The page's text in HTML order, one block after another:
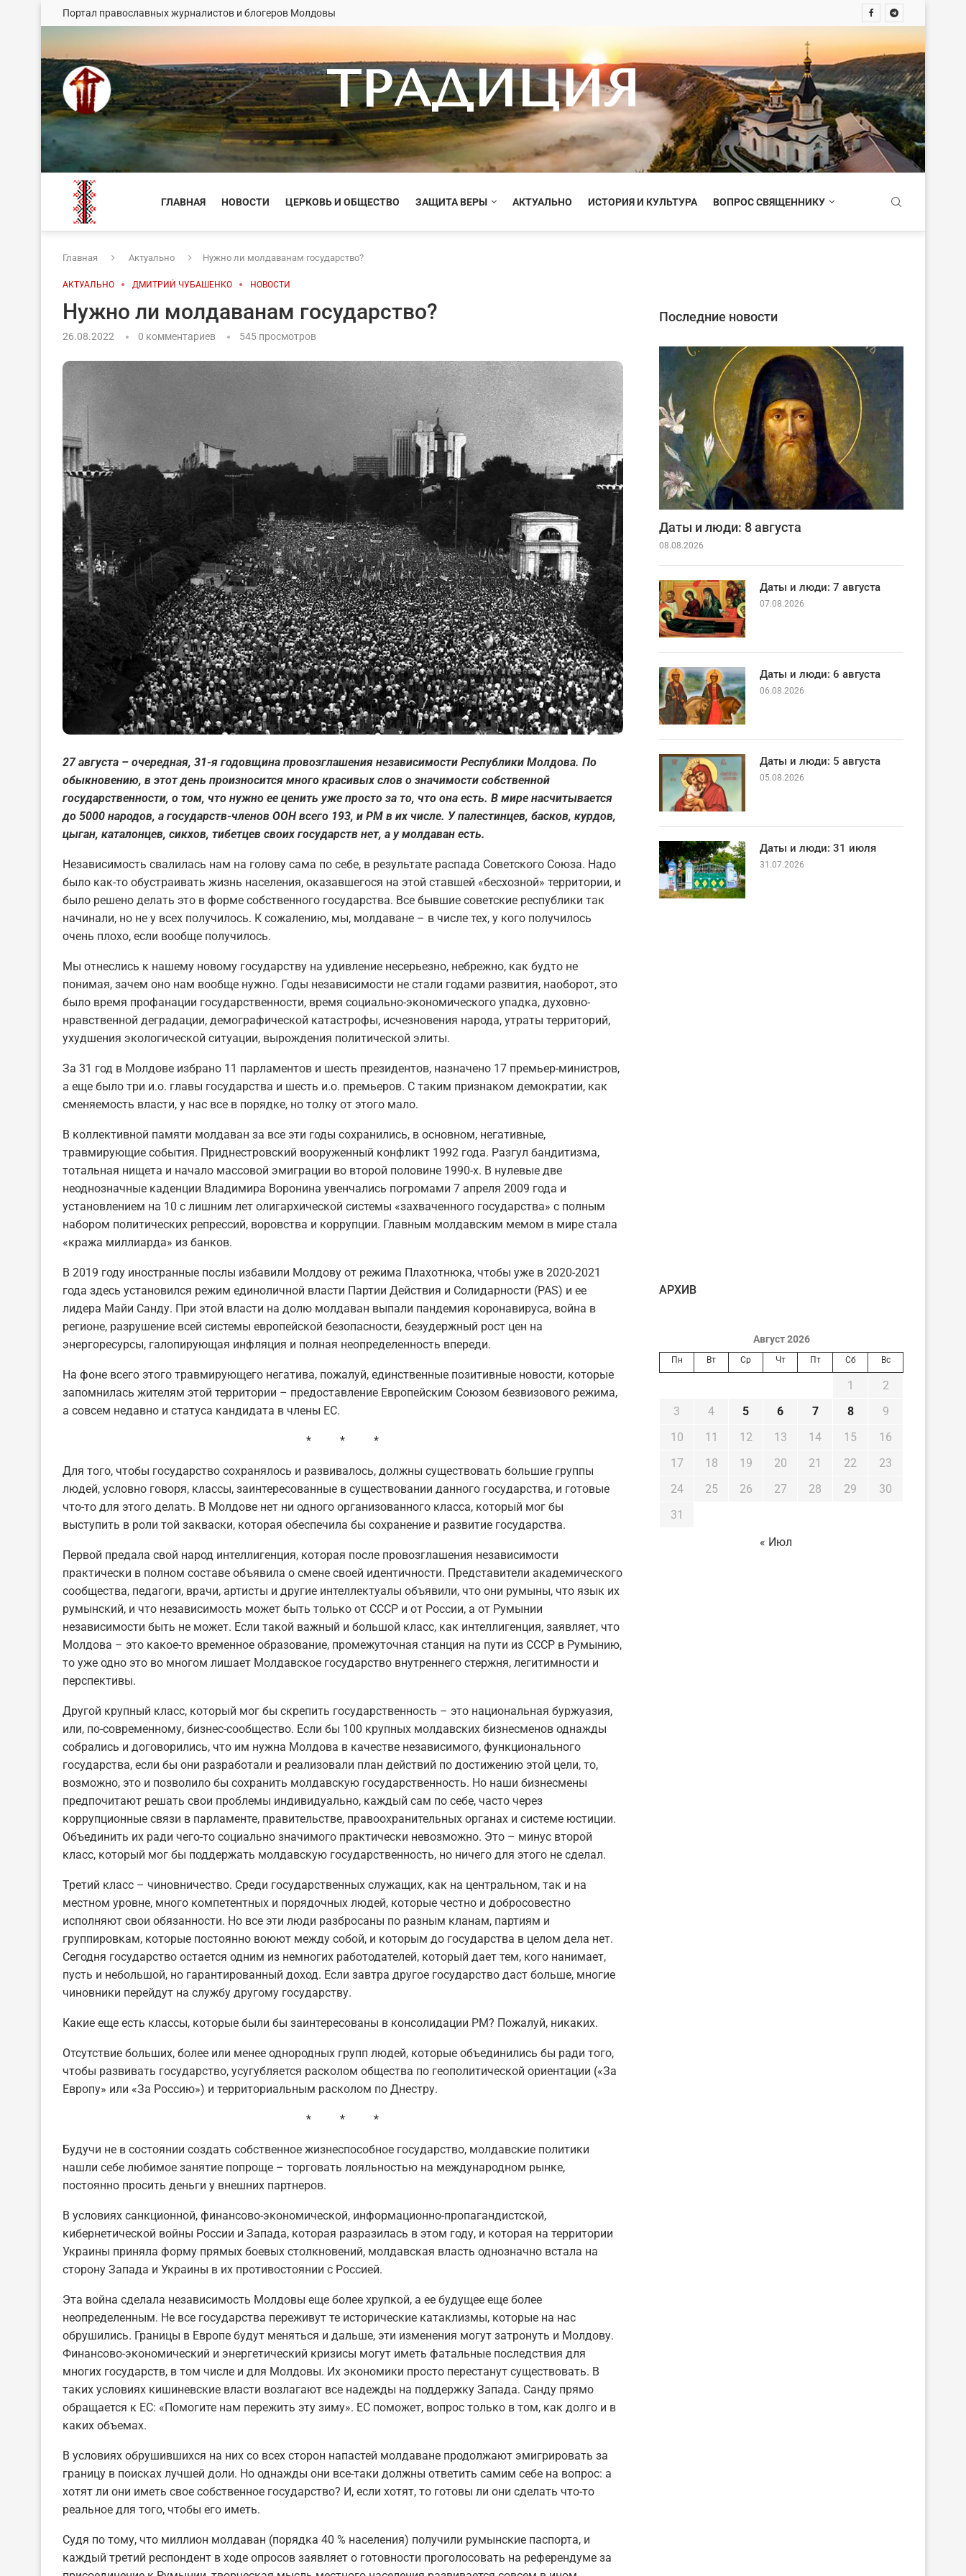
Портал православных журналистов и блогеров Молдовы
ТРАДИЦИЯ
ГЛАВНАЯ НОВОСТИ ЦЕРКОВЬ И ОБЩЕСТВО ЗАЩИТА ВЕРЫ АКТУАЛЬНО ИСТОРИЯ И КУЛЬТУРА ВОПРОС СВЯЩЕННИКУ
Главная Актуально Нужно ли молдаванам государство?
АКТУАЛЬНО ДМИТРИЙ ЧУБАШЕНКО НОВОСТИ
Нужно ли молдаванам государство?
26.08.2022 0 комментариев 545 просмотров
27 августа – очередная, 31-я годовщина провозглашения независимости Республики Молдова. По
обыкновению, в этот день произносится много красивых слов о значимости собственной
государственности, о том, что нужно ее ценить уже просто за то, что она есть. В мире насчитывается
до 5000 народов, а государств-членов ООН всего 193, и РМ в их числе. У палестинцев, басков, курдов,
цыган, каталонцев, сикхов, тибетцев своих государств нет, а у молдаван есть.
Независимость свалилась нам на голову сама по себе, в результате распада Советского Союза. Надо
было как-то обустраивать жизнь населения, оказавшегося на этой ставшей «бесхозной» территории, и
было решено делать это в форме собственного государства. Все бывшие советские республики так
начинали, но не у всех получилось. К сожалению, мы, молдаване – в числе тех, у кого получилось
очень плохо, если вообще получилось.
Мы отнеслись к нашему новому государству на удивление несерьезно, небрежно, как будто не
понимая, зачем оно нам вообще нужно. Годы независимости не стали годами развития, наоборот, это
было время профанации государственности, время социально-экономического упадка, духовно-
нравственной деградации, демографической катастрофы, исчезновения народа, утраты территорий,
ухудшения экологической ситуации, вырождения политической элиты.
За 31 год в Молдове избрано 11 парламентов и шесть президентов, назначено 17 премьер-министров,
а еще было три и.о. главы государства и шесть и.о. премьеров. С таким признаком демократии, как
сменяемость власти, у нас все в порядке, но толку от этого мало.
В коллективной памяти молдаван за все эти годы сохранились, в основном, негативные,
травмирующие события. Приднестровский вооруженный конфликт 1992 года. Разгул бандитизма,
тотальная нищета и начало массовой эмиграции во второй половине 1990-х. В нулевые две
неоднозначные каденции Владимира Воронина увенчались погромами 7 апреля 2009 года и
установлением на 10 с лишним лет олигархической системы «захваченного государства» с полным
набором политических репрессий, воровства и коррупции. Главным молдавским мемом в мире стала
«кража миллиарда» из банков.
В 2019 году иностранные послы избавили Молдову от режима Плахотнюка, чтобы уже в 2020-2021
года здесь установился режим единоличной власти Партии Действия и Солидарности (PAS) и ее
лидера Майи Санду. При этой власти на долю молдаван выпали пандемия коронавируса, война в
регионе, разрушение всей системы европейской безопасности, безудержный рост цен на
энергоресурсы, галопирующая инфляция и полная неопределенность впереди.
На фоне всего этого травмирующего негатива, пожалуй, единственные позитивные новости, которые
запомнилась жителям этой территории – предоставление Европейским Союзом безвизового режима,
а совсем недавно и статуса кандидата в члены ЕС.
* * *
Для того, чтобы государство сохранялось и развивалось, должны существовать большие группы
людей, условно говоря, классы, заинтересованные в существовании данного государства, и готовые
что-то для этого делать. В Молдове нет ни одного организованного класса, который мог бы
выступить в роли той закваски, которая обеспечила бы сохранение и развитие государства.
Первой предала свой народ интеллигенция, которая после провозглашения независимости
практически в полном составе объявила о смене своей идентичности. Представители академического
сообщества, педагоги, врачи, артисты и другие интеллектуалы объявили, что они румыны, что язык их
румынский, и что независимость может быть только от СССР и от России, а от Румынии
независимости быть не может. Если такой важный и большой класс, как интеллигенция, заявляет, что
Молдова – это какое-то временное образование, промежуточная станция на пути из СССР в Румынию,
то уже одно это во многом лишает Молдавское государство внутреннего стержня, легитимности и
перспективы.
Другой крупный класс, который мог бы скрепить государственность – это национальная буржуазия,
или, по-современному, бизнес-сообщество. Если бы 100 крупных молдавских бизнесменов однажды
собрались и договорились, что им нужна Молдова в качестве независимого, функционального
государства, если бы они разработали и реализовали план действий по достижению этой цели, то,
возможно, это и позволило бы сохранить молдавскую государственность. Но наши бизнесмены
предпочитают решать свои проблемы индивидуально, каждый сам по себе, часто через
коррупционные связи в парламенте, правительстве, правоохранительных органах и системе юстиции.
Объединить их ради чего-то социально значимого практически невозможно. Это – минус второй
класс, который мог бы поддержать молдавскую государственность, но ничего для этого не сделал.
Третий класс – чиновничество. Среди государственных служащих, как на центральном, так и на
местном уровне, много компетентных и порядочных людей, которые честно и добросовестно
исполняют свои обязанности. Но все эти люди разбросаны по разным кланам, партиям и
группировкам, которые постоянно воюют между собой, и которым до государства в целом дела нет.
Сегодня государство остается одним из немногих работодателей, который дает тем, кого нанимает,
пусть и небольшой, но гарантированный доход. Если завтра другое государство даст больше, многие
чиновники перейдут на службу другому государству.
Какие еще есть классы, которые были бы заинтересованы в консолидации РМ? Пожалуй, никаких.
Отсутствие больших, более или менее однородных групп людей, которые объединились бы ради того,
чтобы развивать государство, усугубляется расколом общества по геополитической ориентации («За
Европу» или «За Россию») и территориальным расколом по Днестру.
* * *
Будучи не в состоянии создать собственное жизнеспособное государство, молдавские политики
нашли себе любимое занятие попроще – торговать лояльностью на международном рынке,
постоянно просить деньги у внешних партнеров.
В условиях санкционной, финансово-экономической, информационно-пропагандистской,
кибернетической войны России и Запада, которая разразилась в этом году, и которая на территории
Украины приняла форму прямых боевых столкновений, молдавская власть однозначно встала на
сторону Запада и Украины в их противостоянии с Россией.
Эта война сделала независимость Молдовы еще более хрупкой, а ее будущее еще более
неопределенным. Не все государства переживут те исторические катаклизмы, которые на нас
обрушились. Границы в Европе будут меняться и дальше, эти изменения могут затронуть и Молдову.
Финансово-экономический и энергетический кризисы могут иметь фатальные последствия для
многих государств, в том числе и для Молдовы. Их экономики просто перестанут существовать. В
таких условиях кишиневские власти возлагают все надежды на поддержку Запада. Санду прямо
обращается к ЕС: «Помогите нам пережить эту зиму». ЕС поможет, вопрос только в том, как долго и в
каких объемах.
В условиях обрушившихся на них со всех сторон напастей молдаване продолжают эмигрировать за
границу в поисках лучшей доли. Но однажды они все-таки должны ответить самим себе на вопрос: а
хотят ли они иметь свое собственное государство? И, если хотят, то готовы ли они сделать что-то
реальное для того, чтобы его иметь.
Судя по тому, что миллион молдаван (порядка 40 % населения) получили румынские паспорта, и
каждый третий респондент в ходе опросов заявляет о готовности проголосовать на референдуме за
Последние новости
Даты и люди: 8 августа
08.08.2026
Даты и люди: 7 августа
07.08.2026
Даты и люди: 6 августа
06.08.2026
Даты и люди: 5 августа
05.08.2026
Даты и люди: 31 июля
31.07.2026
AРХИВ
Август 2026
Пн Вт Ср Чт Пт Сб Вс
1
2
3
4 5 6 7 8
9
10
11 12 13 14 15
16
17
18 19 20 21 22
23
24
25 26 27 28 29
30
31
« Июл